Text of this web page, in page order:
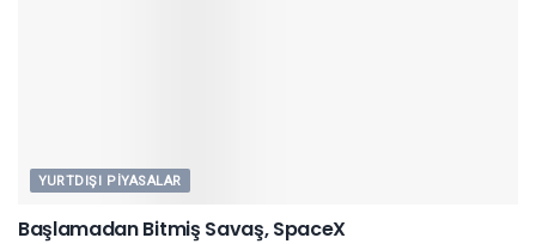
YURTDIŞI PIYASALAR
Başlamadan Bitmiş Savaş, SpaceX